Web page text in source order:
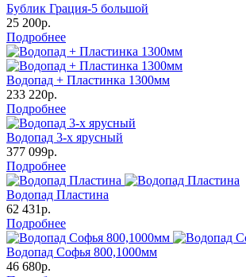
Бублик Грация-5 большой
25 200р.
Подробнее
Водопад + Пластинка 1300мм
233 220р.
Подробнее
Водопад 3-х ярусный
377 099р.
Подробнее
Водопад Пластина
62 431р.
Подробнее
Водопад Софья 800,1000мм
46 680р.